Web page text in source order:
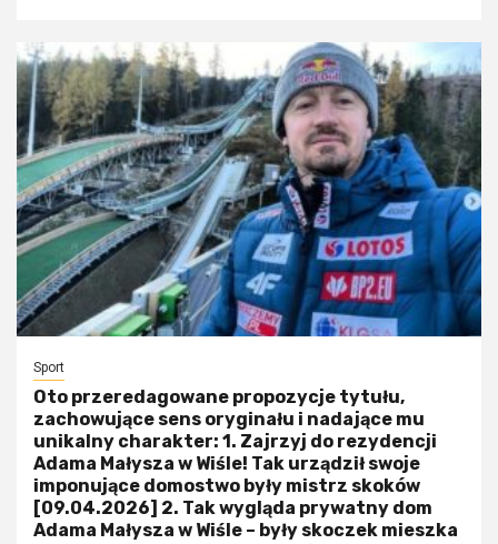
Sport
Oto przeredagowane propozycje tytułu,
zachowujące sens oryginału i nadające mu
unikalny charakter: 1. Zajrzyj do rezydencji
Adama Małysza w Wiśle! Tak urządził swoje
imponujące domostwo były mistrz skoków
[09.04.2026] 2. Tak wygląda prywatny dom
Adama Małysza w Wiśle – były skoczek mieszka